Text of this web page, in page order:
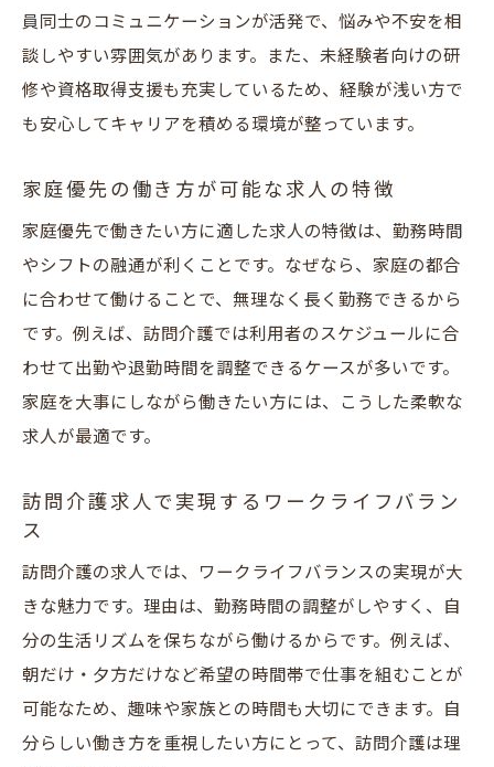
員同士のコミュニケーションが活発で、悩みや不安を相
談しやすい雰囲気があります。また、未経験者向けの研
修や資格取得支援も充実しているため、経験が浅い方で
も安心してキャリアを積める環境が整っています。
家庭優先の働き方が可能な求人の特徴
家庭優先で働きたい方に適した求人の特徴は、勤務時間
やシフトの融通が利くことです。なぜなら、家庭の都合
に合わせて働けることで、無理なく長く勤務できるから
です。例えば、訪問介護では利用者のスケジュールに合
わせて出勤や退勤時間を調整できるケースが多いです。
家庭を大事にしながら働きたい方には、こうした柔軟な
求人が最適です。
訪問介護求人で実現するワークライフバラン
ス
訪問介護の求人では、ワークライフバランスの実現が大
きな魅力です。理由は、勤務時間の調整がしやすく、自
分の生活リズムを保ちながら働けるからです。例えば、
朝だけ・夕方だけなど希望の時間帯で仕事を組むことが
可能なため、趣味や家族との時間も大切にできます。自
分らしい働き方を重視したい方にとって、訪問介護は理